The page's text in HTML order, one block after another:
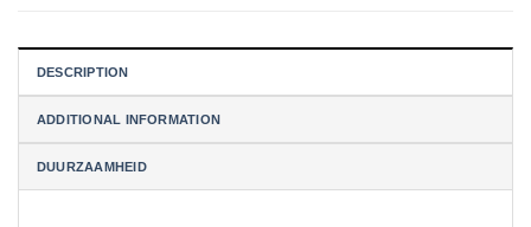
DESCRIPTION
ADDITIONAL INFORMATION
DUURZAAMHEID